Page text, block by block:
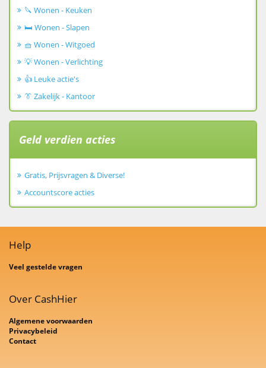
🔪 Wonen - Keuken
🛏️ Wonen - Slapen
🧺 Wonen - Witgoed
💡 Wonen - Verlichting
👍 Leuke actie's
👔 Zakelijk - Kantoor
Geld verdien acties
Gratis, Prijsvragen & Diverse!
Accountscore acties
Help
Veel gestelde vragen
Over CashHier
Algemene voorwaarden
Privacybeleid
Contact